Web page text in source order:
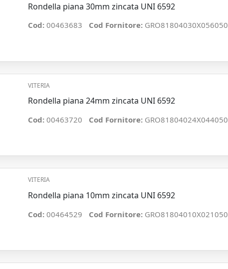
Rondella piana 30mm zincata UNI 6592
Cod: 00463683 Cod Fornitore: GRO81804030X056050
VITERIA
Rondella piana 24mm zincata UNI 6592
Cod: 00463720 Cod Fornitore: GRO81804024X044050
VITERIA
Rondella piana 10mm zincata UNI 6592
Cod: 00464529 Cod Fornitore: GRO81804010X021050